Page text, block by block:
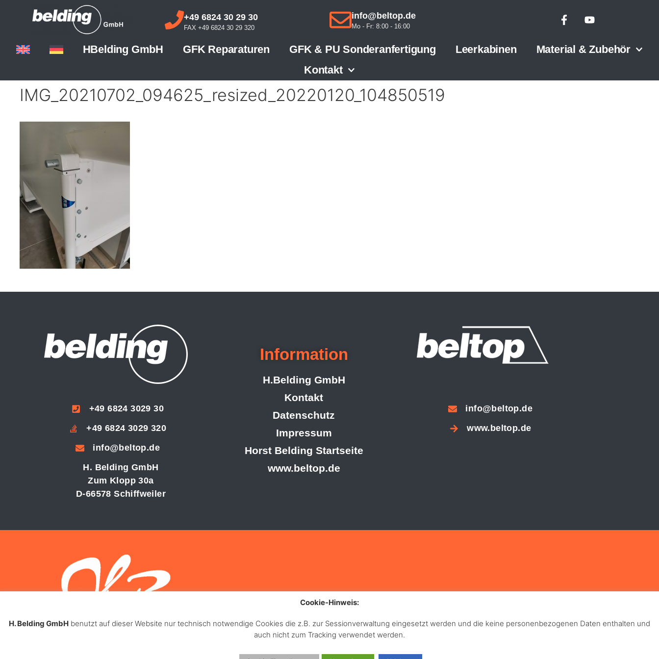
+49 6824 30 29 30
FAX +49 6824 30 29 320
info@beltop.de
Mo - Fr: 8:00 - 16:00
HBelding GmbH GFK Reparaturen GFK & PU Sonderanfertigung Leerkabinen
Material & Zubehör
Kontakt
IMG_20210702_094625_resized_20220120_104850519
+49 6824 3029 30
+49 6824 3029 320
info@beltop.de
H. Belding GmbH
Zum Klopp 30a
D-66578 Schiffweiler
Information
H.Belding GmbH
Kontakt
Datenschutz
Impressum
Horst Belding Startseite
www.beltop.de
info@beltop.de
www.beltop.de
Cookie-Hinweis:
H. Belding GmbH benutzt auf dieser Website nur technisch notwendige Cookies die z.B. zur Sessionverwaltung eingesetzt werden und die keine personenbezogenen Daten enthalten und
auch nicht zum Tracking verwendet werden.